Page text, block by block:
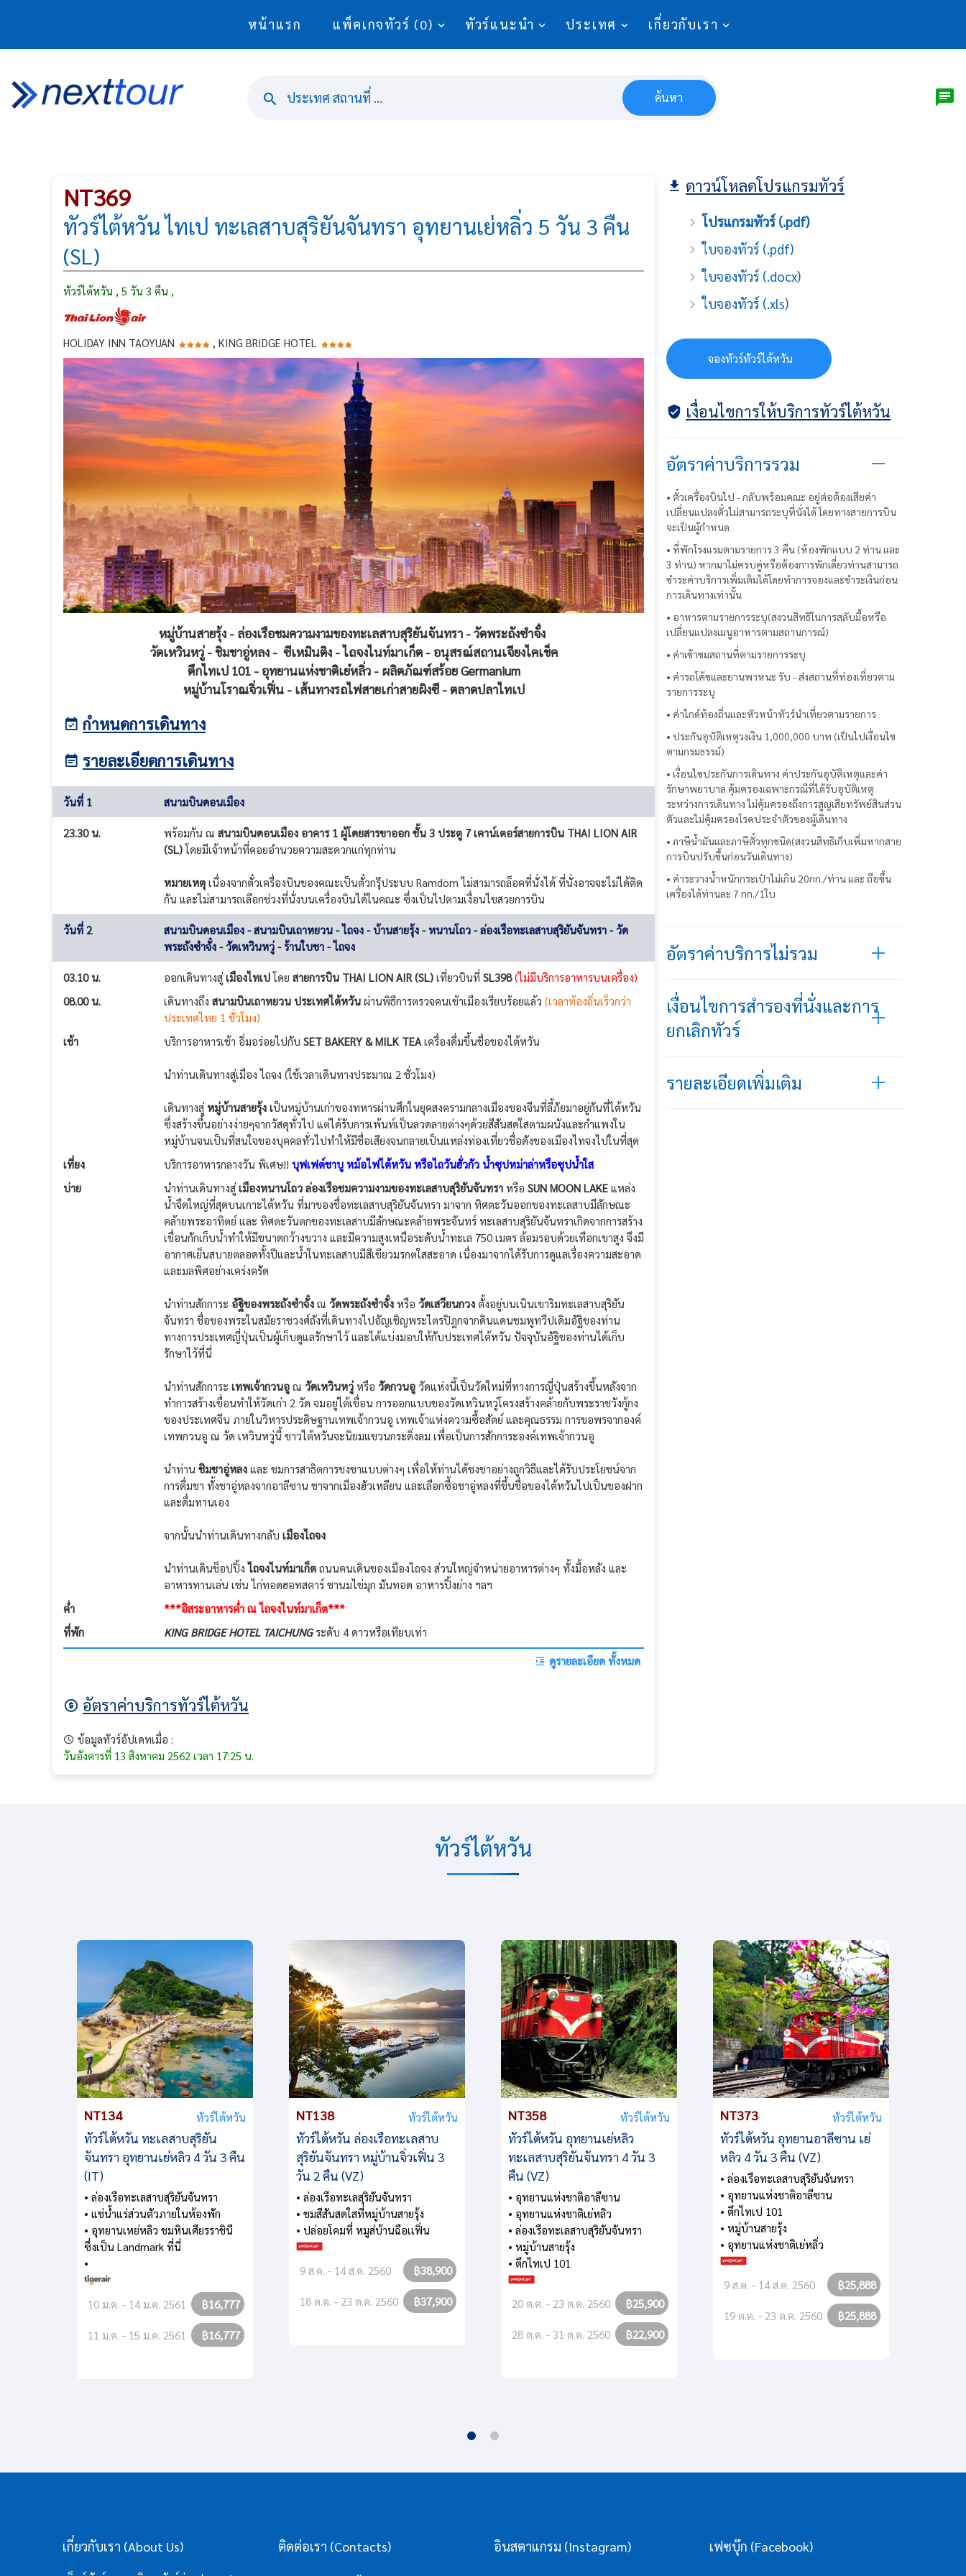
หน้าแรก แพ็คเกจทัวร์ (0) ทัวร์แนะนำ ประเทศ เกี่ยวกับเรา
ประเทศ สถานที่ ... ค้นหา
NT369
ทัวร์ไต้หวัน ไทเป ทะเลสาบสุริยันจันทรา อุทยานเย่หลิ่ว 5 วัน 3 คืน
(SL)
ทัวร์ไต้หวัน , 5 วัน 3 คืน ,
HOLIDAY INN TAOYUAN , KING BRIDGE HOTEL
หมู่บ้านสายรุ้ง - ล่องเรือชมความงามของทะเลสาบสุริยันจันทรา - วัดพระถังซำจั๋ง
วัดเหวินหวู่ - ชิมชาอู่หลง - ซีเหมินติง - ไถจงไนท์มาเก็ต - อนุสรณ์สถานเจียงไคเช็ค
ตึกไทเป 101 - อุทยานแห่งชาติเย๋หลิ่ว - ผลิตภัณฑ์สร้อย Germanium
หมู่บ้านโราณจิ่วเฟิ่น - เส้นทางรถไฟสายเก่าสายผิงซี - ตลาดปลาไทเป
กำหนดการเดินทาง
รายละเอียดการเดินทาง
วันที่ 1 สนามบินดอนเมือง
23.30 น. พร้อมกัน ณ สนามบินดอนเมือง อาคาร 1 ผู้โดยสารขาออก ชั้น 3 ประตู 7 เคาน์เตอร์สายการบิน THAI LION AIR
(SL)โดยมีเจ้าหน้าที่คอยอำนวยความสะดวกแก่ทุกท่าน
หมายเหตุเนื่องจากตั๋วเครื่องบินของคณะเป็นตั๋วกรุ๊ประบบ Ramdom ไม่สามารถล็อคที่นั่งได้ ที่นั่งอาจจะไม่ได้ติด
กัน และไม่สามารถเลือกช่วงที่นั่งบนเครื่องบินได้ในคณะ ซึ่งเป็นไปตามเงื่อนไขสวยการบิน
วันที่ 2
สนามบินดอนเมือง - สนามบินเถาหยวน - ไถจง - บ้านสายรุ้ง - หนานโถว - ล่องเรือทะเลสาบสุริยันจันทรา - วัด
พระถังซำจั๋ง - วัดเหวินหวู่ - ร้านใบชา - ไถจง
03.10 น. ออกเดินทางสู่เมืองไทเป โดย สายการบิน THAI LION AIR (SL)เที่ยวบินที่ SL398(ไม่มีบริการอาหารบนเครื่อง)
08.00 น.
เดินทางถึง สนามบินเถาหยวน ประเทศไต้หวัน ผ่านพิธีการตรวจคนเข้าเมืองเรียบร้อยแล้ว (เวลาท้องถิ่นเร็วกว่า
ประเทศไทย 1 ชั่วโมง)
เช้า
บริการอาหารเช้า อิ่มอร่อยไปกับ SET BAKERY & MILK TEA เครื่องดื่มขึ้นชื่อของไต้หวัน
นำท่านเดินทางสู่เมือง ไถจง (ใช้เวลาเดินทางประมาณ 2 ชั่วโมง)
เดินทางสู่ หมู่บ้านสายรุ้ง เป็นหมู่บ้านเก่าของทหารผ่านศึกในยุคสงครามกลางเมืองของจีนที่ลี้ภัยมาอยู่กันที่ไต้หวัน
ซึ่งสร้างขึ้นอย่างง่ายๆจากวัสดุทั่วไป แต่ได้รับการเพ้นท์เป็นลวดลายต่างๆด้วยสีสันสดใสตามผนังและกำแพงใน
หมู่บ้านจนเป็นที่สนใจของบุคคลทั่วไปทำให้มีชื่อเสียงจนกลายเป็นแหล่งท่องเที่ยวชื่อดังของเมืองไทจงไปในที่สุด
เที่ยง
บริการอาหารกลางวัน พิเศษ!! บุฟเฟต์ชาบู หม้อไฟไต้หวัน หรือไถวันฮั่วกัว น้ำซุปหม่าล่าหรือซุปน้ำใส
บ่าย
นำท่านเดินทางสู่ เมืองหนานโถว ล่องเรือชมความงามของทะเลสาบสุริยันจันทรา หรือ SUN MOON LAKEแหล่ง
น้ำจืดใหญ่ที่สุดบนเกาะไต้หวัน ที่มาของชื่อทะเลสาบสุริยันจันทรา มาจาก ทิศตะวันออกของทะเลสาบมีลักษณะ
คล้ายพระอาทิตย์ และ ทิศตะวันตกของทะเลสาบมีลักษณะคล้ายพระจันทร์ ทะเลสาบสุริยันจันทราเกิดจากการสร้าง
เขื่อนกักเก็บน้ำทำให้มีขนาดกว้างขวาง และมีความสูงเหนือระดับน้ำทะเล 750 เมตร ล้อมรอบด้วยเทือกเขาสูง จึงมี
อากาศเย็นสบายตลอดทั้งปีและน้ำในทะเลสาบมีสีเขียวมรกตใสสะอาด เนื่องมาจากได้รับการดูแลเรื่องความสะอาด
และมลพิศอย่างเคร่งครัด
นำท่านสักการะ อัฐิของพระถังซำจั๋งณ วัดพระถังซำจั๋ง หรือ วัดเสวียนกวงตั้งอยู่บนเนินเขาริมทะเลสาบสุริยัน
จันทรา ชื่อของพระในสมัยราชวงศ์ถังที่เดินทางไปอัญเชิญพระไตรปิฎกจากดินแดนชมพูทวีปเดิมอัฐิของท่าน
ทางการประเทศญี่ปุ่นเป็นผู้เก็บดูแลรักษาไว้ และได้แบ่งมอบให้กับประเทศไต้หวัน ปัจจุบันอัฐิของท่านได้เก็บ
รักษาไว้ที่นี่
นำท่านสักการะ เทพเจ้ากวนอู ณ วัดเหวินหวู่ หรือ วัดกวนอูวัดแห่งนี้เป็นวัดใหม่ที่ทางการญี่ปุ่นสร้างขึ้นหลังจาก
ทำการสร้างเขื่อนทำให้วัดเก่า 2 วัด จมอยู่ไต้เขื่อน การออกแบบของวัดเหวินหวู่โครงสร้างคล้ายกับพระราชวังกู้กง
ของประเทศจีน ภายในวิหารประดิษฐานเทพเจ้ากวนอู เทพเจ้าแห่งความซื้อสัตย์ และคุณธรรม การขอพรจากองค์
เทพกวนอู ณ วัด เหวินหวู่นี้ ชาวไต้หวันจะนิยมแขวนกระดิ่งลม เพื่อเป็นการสักการะองค์เทพเจ้ากวนอู
นำท่าน ชิมชาอู่หลงและ ชมการสาธิตการชงชาแบบต่างๆ เพื่อให้ท่านได้ชงชาอย่างถูกวิธีและได้รับประโยชน์จาก
การดื่มชา ทั้งชาอู่หลงจากอาลีซาน ชาจากเมืองฮัวเหลียน และเลือกซื้อชาอู่หลงที่ขึ้นชื่อของไต้หวันไปเป็นของฝาก
และดื่มทานเอง
จากนั้นนำท่านเดินทางกลับ เมืองไถจง
นำท่านเดินช็อปปิ้งไถจงไนท์มาเก็ตถนนคนเดินของเมืองไถจง ส่วนใหญ่จำหน่ายอาหารต่างๆ ทั้งมื้อหลัง และ
อาหารทานเล่น เช่น ไก่ทอดฮอทสตาร์ ชานมไข่มุก มันทอด อาหารปิ้งย่าง ฯลฯ
ค่ำ
***อิสระอาหารค่ำ ณ ไถจงไนท์มาเก็ต***
ที่พัก
KING BRIDGE HOTEL TAICHUNGระดับ 4 ดาวหรือเทียบเท่า
ดูรายละเอียด ทั้งหมด
อัตราค่าบริการทัวร์ไต้หวัน
ข้อมูลทัวร์อัปเดทเมื่อ :
วันอังคารที่ 13 สิงหาคม 2562 เวลา 17:25 น.
ดาวน์โหลดโปรแกรมทัวร์
โปรแกรมทัวร์ (.pdf)
ใบจองทัวร์ (.pdf)
ใบจองทัวร์ (.docx)
ใบจองทัวร์ (.xls)
ทว รทว รไ ตห วน
จองทัวร์ทัวร์ไต้หวัน
เงื่อนไขการให้บริการทัวร์ไต้หวัน
อัตราค่าบริการรวม
• ตั๋วเครื่องบินไป - กลับพร้อมคณะ อยู่ต่อต้องเสียค่า
เปลี่ยนแปลงตั๋วไม่สามารถระบุที่นั่งได้ โดยทางสายการบิน
จะเป็นผู้กำหนด
• ที่พักโรงแรมตามรายการ 3 คืน (ห้องพักแบบ 2 ท่าน และ
3 ท่าน) หากมาไม่ครบคู่หรือต้องการพักเดี่ยวท่านสามารถ
ชำระค่าบริการเพิ่มเติมได้โดยทำการจองและชำระเงินก่อน
การเดินทางเท่านั้น
• อาหารตามรายการระบุ(สงวนสิทธิในการสลับมื้อหรือ
เปลี่ยนแปลงเมนูอาหารตามสถานการณ์)
• ค่าเข้าชมสถานที่ตามรายการระบุ
• ค่ารถโค้ชและยานพาหนะ รับ - ส่งสถานที่ท่องเที่ยวตาม
รายการระบุ
• ค่าไกด์ท้องถิ่นและหัวหน้าทัวร์นำเที่ยวตามรายการ
• ประกันอุบัติเหตุวงเงิน 1,000,000 บาท (เป็นไปเงื่อนไข
ตามกรมธรรม์)
• เงื่อนไขประกันการเดินทาง ค่าประกันอุบัติเหตุและค่า
รักษาพยาบาล คุ้มครองเฉพาะกรณีที่ได้รับอุบัติเหตุ
ระหว่างการเดินทาง ไม่คุ้มครองถึงการสูญเสียทรัพย์สินส่วน
ตัวและไม่คุ้มครองโรคประจำตัวของผู้เดินทาง
• ภาษีน้ำมันและภาษีตั๋วทุกชนิด(สงวนสิทธิเก็บเพิ่มหากสาย
การบินปรับขึ้นก่อนวันเดินทาง)
• ค่าระวางน้ำหนักกระเป๋าไม่เกิน 20กก./ท่าน และ ถือขึ้น
เครื่องได้ท่านละ 7 กก./1ใบ
อัตราค่าบริการไม่รวม
เงื่อนไขการสำรองที่นั่งและการ
ยกเลิกทัวร์
รายละเอียดเพิ่มเติม
ทัวร์ไต้หวัน
NT134 ทัวร์ไต้หวัน
ทัวร์ไต้หวัน ทะเลสาบสุริยัน
จันทรา อุทยานเย่หลิว 4 วัน 3 คืน
(IT)
• ล่องเรือทะเลสาบสุริยันจันทรา
• แช่น้ำแร่ส่วนตัวภายในห้องพัก
• อุทยานเหย่หลิว ชมหินเศียรราชินี
ซึ่งเป็น Landmark ที่นี่
•
10 ม.ค. - 14 ม.ค. 2561 ฿16,777
11 ม.ค. - 15 ม.ค. 2561 ฿16,777
NT138 ทัวร์ไต้หวัน
ทัวร์ไต้หวัน ล่องเรือทะเลสาบ
สุริยันจันทรา หมู่บ้านจิ่วเฟิ่น 3
วัน 2 คืน (VZ)
• ล่องเรือทะเลสุริยันจันทรา
• ชมสีสันสดใสที่หมู่บ้านสายรุ้ง
• ปล่อยโคมที่ หมูส่บ้านฉือเเฟิ่น
9 ส.ค. - 14 ส.ค. 2560 ฿38,900
18 ต.ค. - 23 ต.ค. 2560 ฿37,900
NT358 ทัวร์ไต้หวัน
ทัวร์ไต้หวัน อุทยานเย่หลิว
ทะเลสาบสุริยันจันทรา 4 วัน 3
คืน (VZ)
• อุทยานแห่งชาติอาลีซาน
• อุทยานแห่งชาติเย่หลิว
• ล่องเรือทะเลสาบสุริยันจันทรา
• หมู่บ้านสายรุ้ง
• ตึกไทเป 101
20 ต.ค. - 23 ต.ค. 2560 ฿25,900
28 ต.ค. - 31 ต.ค. 2560 ฿22,900
NT373 ทัวร์ไต้หวัน
ทัวร์ไต้หวัน อุทยานอาลีซาน เย่
หลิว 4 วัน 3 คืน (VZ)
• ล่องเรือทะเลสาบสุริยันจันทรา
• อุทยานแห่งชาติอาลีซาน
• ตึกไทเป 101
• หมู่บ้านสายรุ้ง
• อุทยานแห่งชาติเย่หลิ่ว
9 ส.ค. - 14 ส.ค. 2560 ฿25,888
19 ต.ค. - 23 ต.ค. 2560 ฿25,888
เกี่ยวกับเรา (About Us) ติดต่อเรา (Contacts) อินสตาแกรม (Instagram) เฟซบุ๊ก (Facebook)